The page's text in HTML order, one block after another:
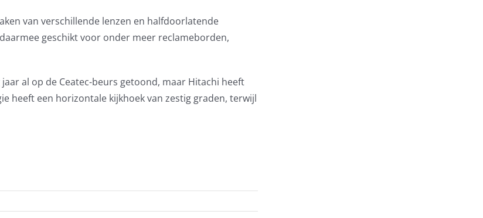
van verschillende lenzen en halfdoorlatende
geschikt voor onder meer reclameborden,
al op de Ceatec-beurs getoond, maar Hitachi heeft
heeft een horizontale kijkhoek van zestig graden, terwijl